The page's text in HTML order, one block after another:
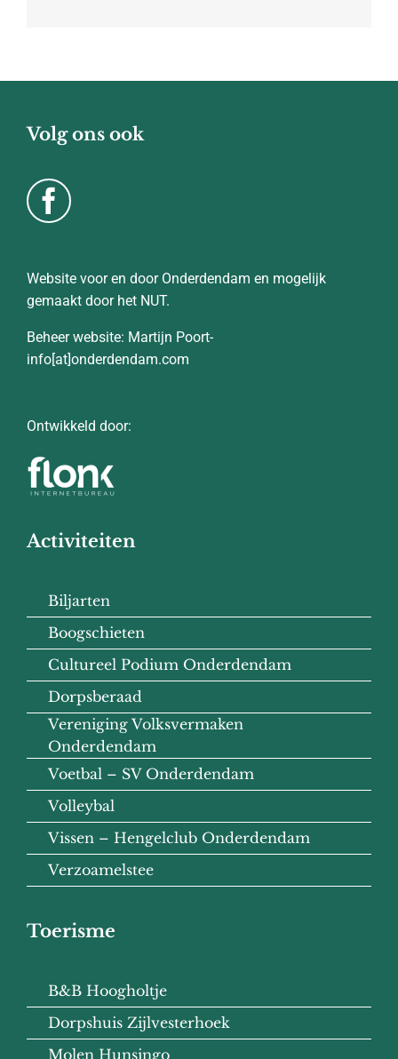
Volg ons ook
Website voor en door Onderdendam en mogelijk
gemaakt door het NUT.
Beheer website: Martijn Poort-
info[at]onderdendam.com
Ontwikkeld door:
Activiteiten
Biljarten
Boogschieten
Cultureel Podium Onderdendam
Dorpsberaad
Vereniging Volksvermaken
Onderdendam
Voetbal – SV Onderdendam
Volleybal
Vissen – Hengelclub Onderdendam
Verzoamelstee
Toerisme
B&B Hoogholtje
Dorpshuis Zijlvesterhoek
Molen Hunsingo